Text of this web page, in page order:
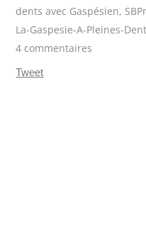
dents avec Gaspésien,
La-Gaspesie-A-Pleines-
4 commentaires
Tweet